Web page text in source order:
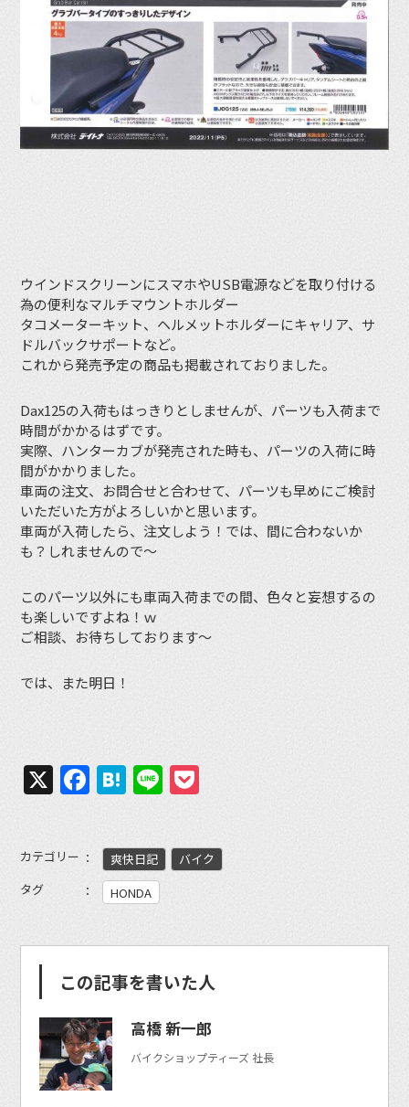
ウインドスクリーンにスマホやUSB電源などを取り付ける
為の便利なマルチマウントホルダー
タコメーターキット、ヘルメットホルダーにキャリア、サ
ドルバックサポートなど。
これから発売予定の商品も掲載されておりました。
Dax125の入荷もはっきりとしませんが、パーツも入荷まで
時間がかかるはずです。
実際、ハンターカブが発売された時も、パーツの入荷に時
間がかかりました。
車両の注文、お問合せと合わせて、パーツも早めにご検討
いただいた方がよろしいかと思います。
車両が入荷したら、注文しよう！では、間に合わないか
も？しれませんので〜
このパーツ以外にも車両入荷までの間、色々と妄想するの
も楽しいですよね！ｗ
ご相談、お待ちしております〜
では、また明日！
X Facebook
Hatena
Line
カテゴリー 爽快日記
バイク
タグ
HONDA
この記事を書いた人
高橋 新一郎
バイクショップティーズ 社長